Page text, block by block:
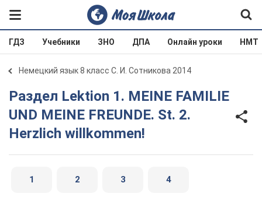
ГДЗ Учебники ЗНО ДПА Онлайн уроки НМТ
Немецкий язык 8 класс С. И. Сотникова 2014
Раздел Lektion 1. MEINE FAMILIE
UND MEINE FREUNDE. St. 2.
Herzlich willkommen!
1 2 3 4